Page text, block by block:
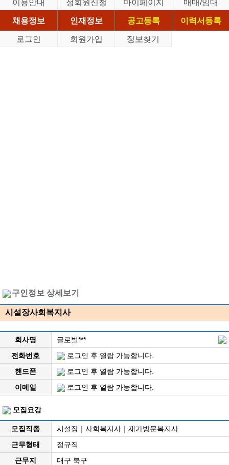
이용안내 정회원신청 마이페이지
매매/임대
채용정보
인재정보 공고등록
이력서등록
로그인
회원가입 정보찾기
구인정보 상세보기
시설장사회복지사
회사명
글로벌***
전화번호
로그인 후 열람 가능합니다.
핸드폰
로그인 후 열람 가능합니다.
이메일
로그인 후 열람 가능합니다.
모집요강
모집직종
시설장｜사회복지사｜재가방문복지사
근무형태
정규직
근무지
대구 북구